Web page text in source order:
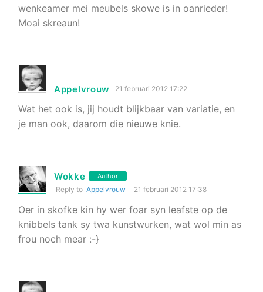
wenkeamer mei meubels skowe is in oanrieder!
Moai skreaun!
Appelvrouw 21 februari 2012 17:22
Wat het ook is, jij houdt blijkbaar van variatie, en
je man ook, daarom die nieuwe knie.
Wokke Author
Reply to Appelvrouw 21 februari 2012 17:38
Oer in skofke kin hy wer foar syn leafste op de
knibbels tank sy twa kunstwurken, wat wol min as
frou noch mear :-}